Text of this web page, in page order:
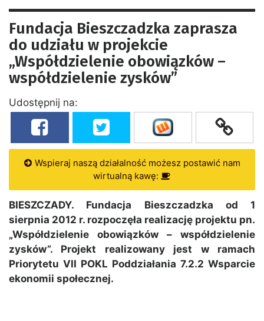
Fundacja Bieszczadzka zaprasza
do udziału w projekcie
„Współdzielenie obowiązków –
współdzielenie zysków”
Udostępnij na:
Wspieraj naszą działalność możesz postawić nam
wirtualną kawę:
BIESZCZADY. Fundacja Bieszczadzka od 1
sierpnia 2012 r. rozpoczęła realizację projektu pn.
„Współdzielenie obowiązków – współdzielenie
zysków”. Projekt realizowany jest w ramach
Priorytetu VII POKL Poddziałania 7.2.2 Wsparcie
ekonomii społecznej.